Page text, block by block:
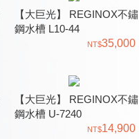
【大巨光】 REGINOX不鏽
鋼水槽 L10-44
35,000
【大巨光】 REGINOX不鏽
鋼水槽 U-7240
14,900